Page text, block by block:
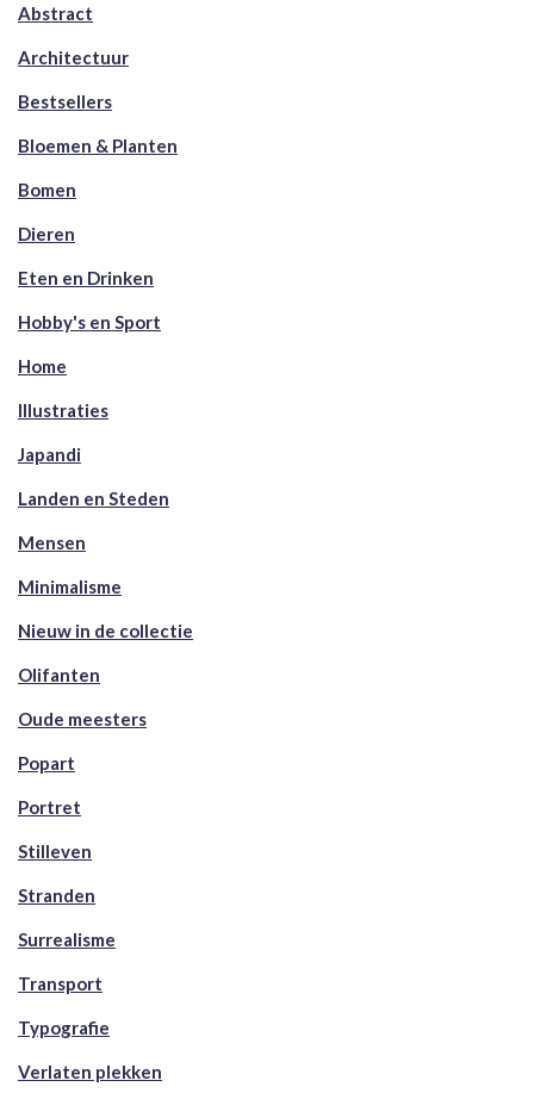
Abstract
Architectuur
Bestsellers
Bloemen & Planten
Bomen
Dieren
Eten en Drinken
Hobby's en Sport
Home
Illustraties
Japandi
Landen en Steden
Mensen
Minimalisme
Nieuw in de collectie
Olifanten
Oude meesters
Popart
Portret
Stilleven
Stranden
Surrealisme
Transport
Typografie
Verlaten plekken